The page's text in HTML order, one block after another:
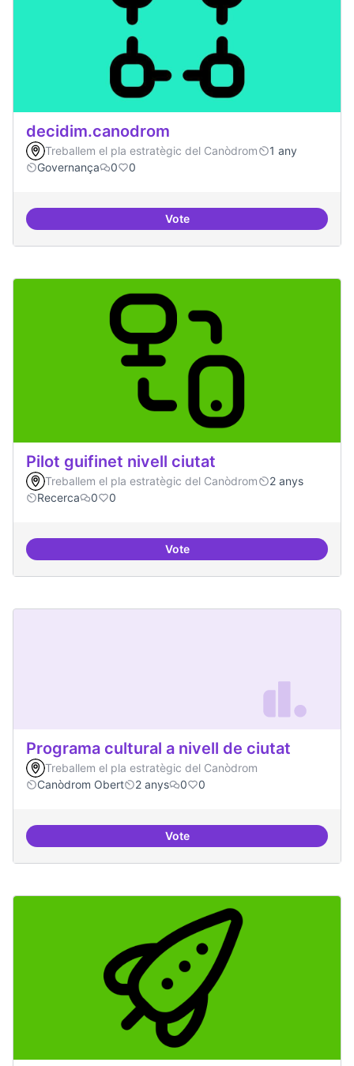
decidim.canodrom
Treballem el pla estratègic del Canòdrom
1 any
Governança
0 0
Votedecidim.canodrom
Pilot guifinet nivell ciutat
Treballem el pla estratègic del Canòdrom
2 anys
Recerca
0 0
VotePilot guifinet nivell ciutat
Programa cultural a nivell de ciutat
Treballem el pla estratègic del Canòdrom
Canòdrom Obert
2 anys 0 0
VotePrograma cultural a nivell de